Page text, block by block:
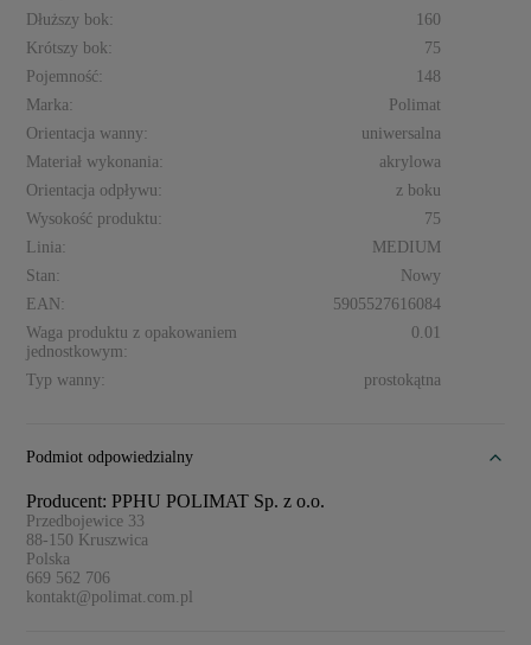
Dłuższy bok:
160
Krótszy bok:
75
Pojemność:
148
Marka:
Polimat
Orientacja wanny:
uniwersalna
Materiał wykonania:
akrylowa
Orientacja odpływu:
z boku
Wysokość produktu:
75
Linia:
MEDIUM
Stan:
Nowy
EAN:
5905527616084
Waga produktu z opakowaniem
jednostkowym:
0.01
Typ wanny: prostokątna
Podmiot odpowiedzialny
Producent: PPHU POLIMAT Sp. z o.o.
Przedbojewice 33
88-150 Kruszwica
Polska
669 562 706
kontakt@polimat.com.pl